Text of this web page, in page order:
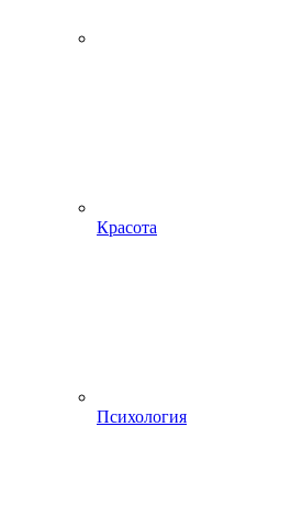
Красота
Психология